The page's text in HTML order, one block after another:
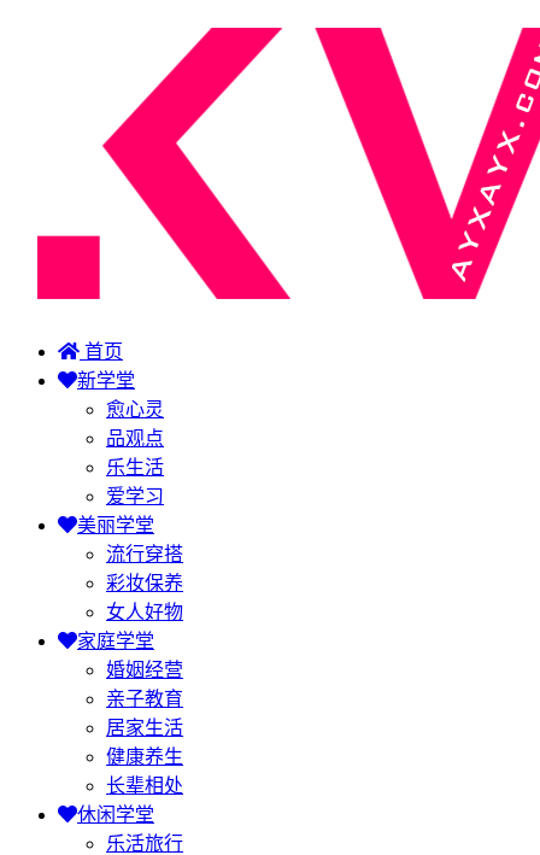
首页
新学堂
愈心灵
品观点
乐生活
爱学习
美丽学堂
流行穿搭
彩妆保养
女人好物
家庭学堂
婚姻经营
亲子教育
居家生活
健康养生
长辈相处
休闲学堂
乐活旅行